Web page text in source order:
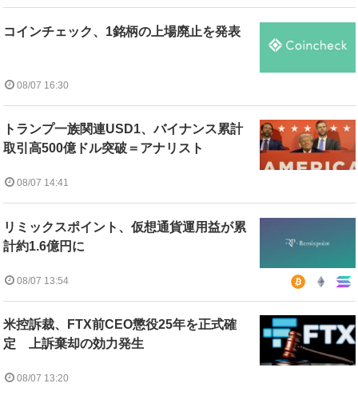
コインチェック、1銘柄の上場廃止を発表
08/07 16:30
トランプ一族関連USD1、バイナンス累計
取引高500億ドル突破＝アナリスト
08/07 14:41
リミックスポイント、仮想通貨運用益が累
計約1.6億円に
08/07 13:54
米控訴裁、FTX前CEO懲役25年を正式確
定 上訴棄却の効力発生
08/07 13:20